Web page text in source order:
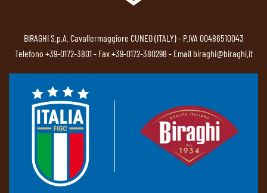
BIRAGHI S.p.A. Cavallermaggiore CUNEO (ITALY) - P.IVA 00486510043
Telefono +39-0172-3801- Fax +39-0172-380298 - Email biraghi@biraghi.it